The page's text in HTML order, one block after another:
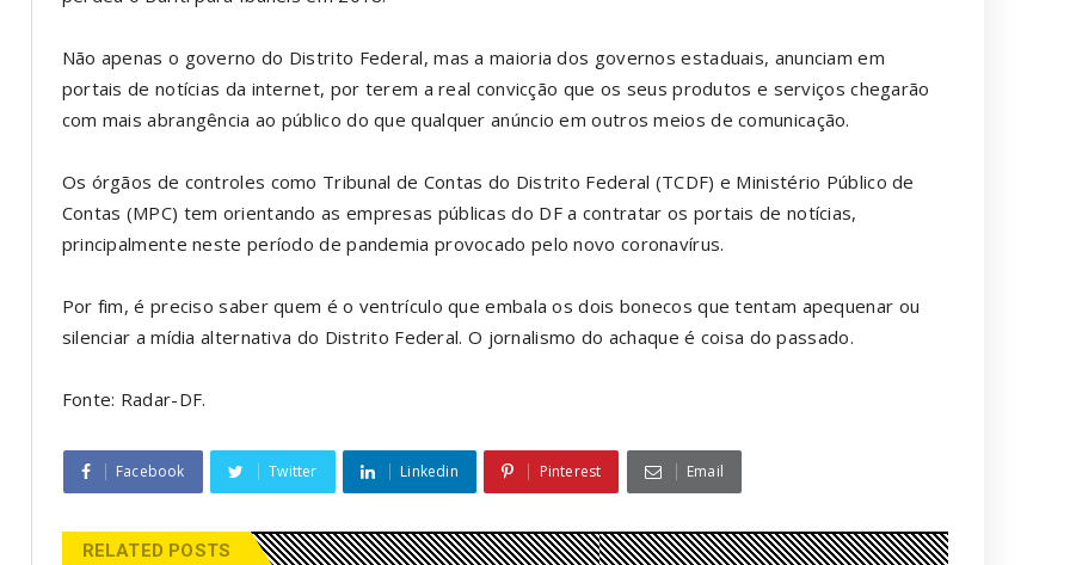
Não apenas o governo do Distrito Federal, mas a maioria dos governos estaduais, anunciam em
portais de notícias da internet, por terem a real convicção que os seus produtos e serviços chegarão
com mais abrangência ao público do que qualquer anúncio em outros meios de comunicação.
Os órgãos de controles como Tribunal de Contas do Distrito Federal (TCDF) e Ministério Público de
Contas (MPC) tem orientando as empresas públicas do DF a contratar os portais de notícias,
principalmente neste período de pandemia provocado pelo novo coronavírus.
Por fim, é preciso saber quem é o ventrículo que embala os dois bonecos que tentam apequenar ou
silenciar a mídia alternativa do Distrito Federal. O jornalismo do achaque é coisa do passado.
Fonte: Radar-DF.
Facebook Twitter Linkedin Pinterest Email
RELATED POSTS